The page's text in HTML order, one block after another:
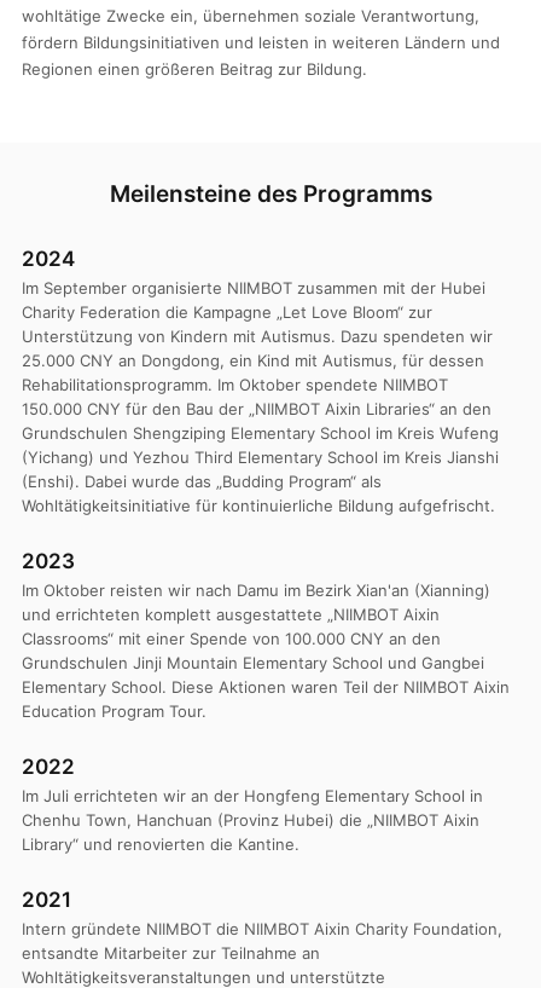
wohltätige Zwecke ein, übernehmen soziale Verantwortung,
fördern Bildungsinitiativen und leisten in weiteren Ländern und
Regionen einen größeren Beitrag zur Bildung.
Meilensteine des Programms
2024
Im September organisierte NIIMBOT zusammen mit der Hubei
Charity Federation die Kampagne „Let Love Bloom“ zur
Unterstützung von Kindern mit Autismus. Dazu spendeten wir
25.000 CNY an Dongdong, ein Kind mit Autismus, für dessen
Rehabilitationsprogramm. Im Oktober spendete NIIMBOT
150.000 CNY für den Bau der „NIIMBOT Aixin Libraries“ an den
Grundschulen Shengziping Elementary School im Kreis Wufeng
(Yichang) und Yezhou Third Elementary School im Kreis Jianshi
(Enshi). Dabei wurde das „Budding Program“ als
Wohltätigkeitsinitiative für kontinuierliche Bildung aufgefrischt.
2023
Im Oktober reisten wir nach Damu im Bezirk Xian'an (Xianning)
und errichteten komplett ausgestattete „NIIMBOT Aixin
Classrooms“ mit einer Spende von 100.000 CNY an den
Grundschulen Jinji Mountain Elementary School und Gangbei
Elementary School. Diese Aktionen waren Teil der NIIMBOT Aixin
Education Program Tour.
2022
Im Juli errichteten wir an der Hongfeng Elementary School in
Chenhu Town, Hanchuan (Provinz Hubei) die „NIIMBOT Aixin
Library“ und renovierten die Kantine.
2021
Intern gründete NIIMBOT die NIIMBOT Aixin Charity Foundation,
entsandte Mitarbeiter zur Teilnahme an
Wohltätigkeitsveranstaltungen und unterstützte